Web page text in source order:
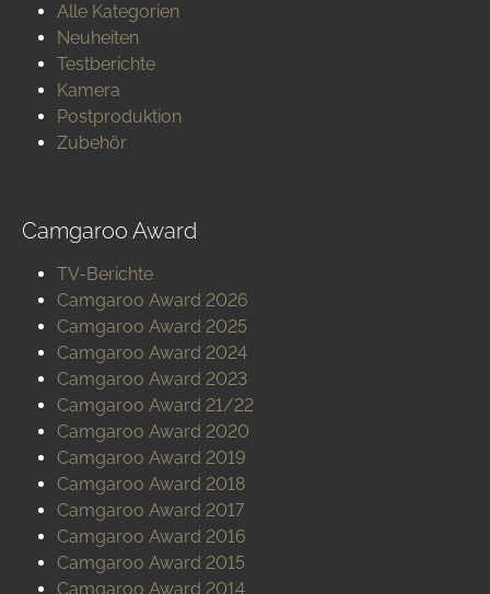
Alle Kategorien
Neuheiten
Testberichte
Kamera
Postproduktion
Zubehör
Camgaroo Award
TV-Berichte
Camgaroo Award 2026
Camgaroo Award 2025
Camgaroo Award 2024
Camgaroo Award 2023
Camgaroo Award 21/22
Camgaroo Award 2020
Camgaroo Award 2019
Camgaroo Award 2018
Camgaroo Award 2017
Camgaroo Award 2016
Camgaroo Award 2015
Camgaroo Award 2014